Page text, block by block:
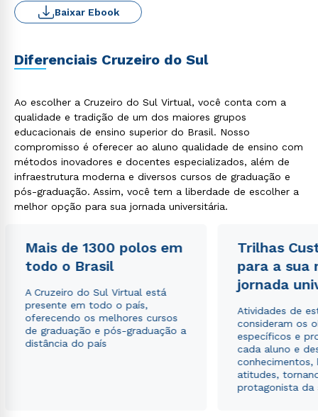
Baixar Ebook
Diferenciais Cruzeiro do Sul
Ao escolher a Cruzeiro do Sul Virtual, você conta com a
qualidade e tradição de um dos maiores grupos
educacionais de ensino superior do Brasil. Nosso
compromisso é oferecer ao aluno qualidade de ensino com
métodos inovadores e docentes especializados, além de
infraestrutura moderna e diversos cursos de graduação e
pós-graduação. Assim, você tem a liberdade de escolher a
melhor opção para sua jornada universitária.
Mais de 1300 polos em
todo o Brasil
A Cruzeiro do Sul Virtual está
presente em todo o país,
oferecendo os melhores cursos
de graduação e pós-graduação a
distância do país
Trilhas
para a sua
jornada
Atividades de
consideram os
específicos e
cada aluno e
conhecimentos,
atitudes,
protagonista da